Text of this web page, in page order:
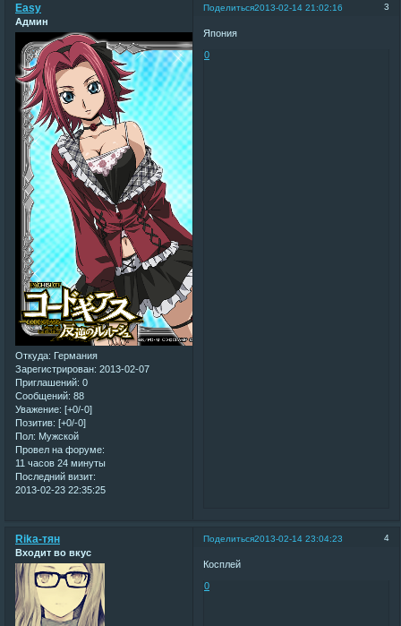
Поделиться 3
2013-02-14 21:02:16
Easy
Админ
Откуда: Германия
Зарегистрирован: 2013-02-07
Приглашений: 0
Сообщений: 88
Уважение: [+0/-0]
Позитив: [+0/-0]
Пол: Мужской
Провел на форуме:
11 часов 24 минуты
Последний визит:
2013-02-23 22:35:25
Япония
0
Поделиться 4
2013-02-14 23:04:23
Rika-тян
Входит во вкус
Косплей
0